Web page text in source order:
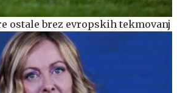
ostale brez evropskih tekmovanj